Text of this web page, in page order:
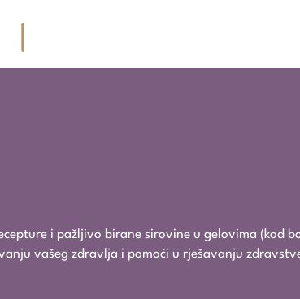
i pažljivo birane sirovine u gelovima (kod
vašeg zdravlja i pomoći u rješavanju